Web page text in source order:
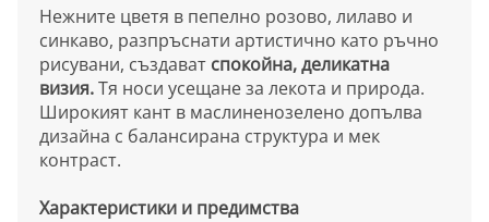
Нежните цветя в пепелно розово, лилаво и
синкаво, разпръснати артистично като ръчно
рисувани, създават спокойна, деликатна
визия.Тя носи усещане за лекота и природа.
Широкият кант в маслиненозелено допълва
дизайна с балансирана структура и мек
контраст.
Характеристики и предимства